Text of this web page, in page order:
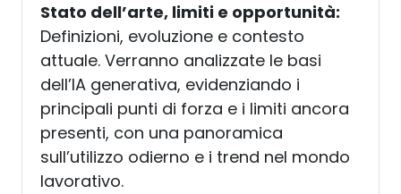
Stato dell’arte, limiti e opportunità:
Definizioni, evoluzione e contesto
attuale. Verranno analizzate le basi
dell’IA generativa, evidenziando i
principali punti di forza e i limiti ancora
presenti, con una panoramica
sull’utilizzo odierno e i trend nel mondo
lavorativo.